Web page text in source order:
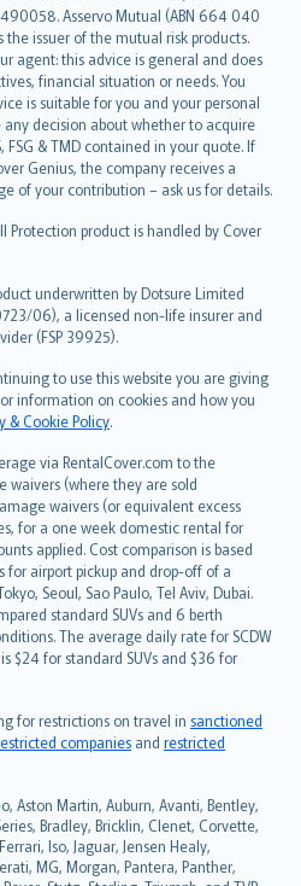
490058. Asservo Mutual (ABN 664 040
issuer of the mutual risk products.
agent: this advice is general and does
financial situation or needs. You
is suitable for you and your personal
any decision about whether to acquire
FSG & TMD contained in your quote. If
Genius, the company receives a
of your contribution – ask us for details.
Protection product is handled by Cover
underwritten by Dotsure Limited
06), a licensed non-life insurer and
(FSP 39925).
to use this website you are giving
information on cookies and how you
& Cookie Policy.
via RentalCover.com to the
waivers (where they are sold
waivers (or equivalent excess
for a one week domestic rental for
applied. Cost comparison is based
for airport pickup and drop-off of a
Seoul, Sao Paulo, Tel Aviv, Dubai.
standard SUVs and 6 berth
The average daily rate for SCDW
$24 for standard SUVs and $36 for
for restrictions on travel in sanctioned
companies and restricted
Aston Martin, Auburn, Avanti, Bentley,
Bradley, Bricklin, Clenet, Corvette,
Iso, Jaguar, Jensen Healy,
MG, Morgan, Pantera, Panther,